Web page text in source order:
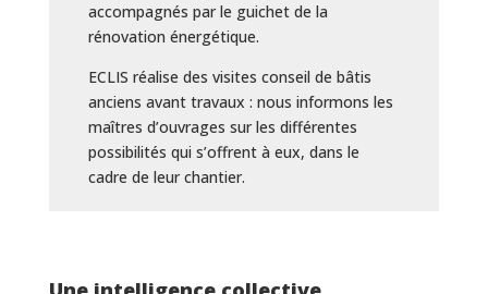
accompagnés par le guichet de la
rénovation énergétique.
ECLIS réalise des visites conseil de bâtis
anciens avant travaux : nous informons les
maîtres d’ouvrages sur les différentes
possibilités qui s’offrent à eux, dans le
cadre de leur chantier.